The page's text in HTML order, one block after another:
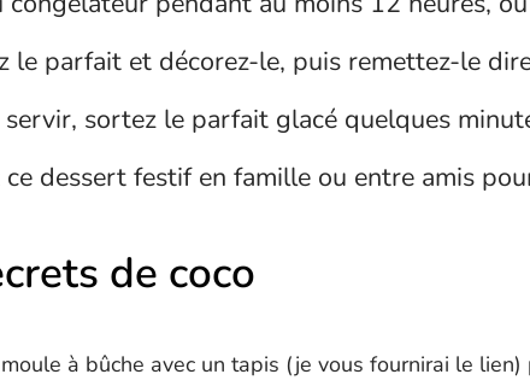
le parfait et décorez-le, puis remettez-le
sortez le parfait glacé quelques
ce dessert festif en famille ou entre amis
de coco
à bûche avec un tapis (je vous fournirai le